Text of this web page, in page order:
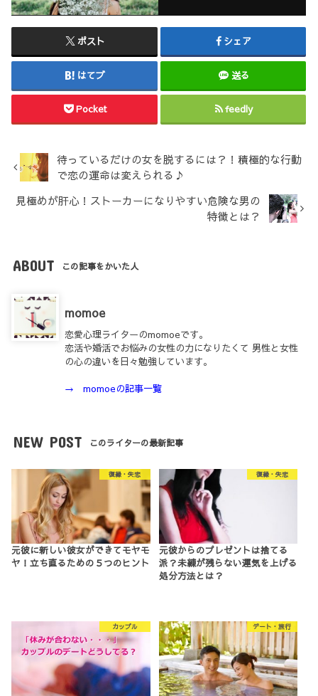
ポスト シェア
はてブ 送る
Pocket feedly
待っているだけの女を脱するには？！積極的な行動
で恋の運命は変えられる♪
見極めが肝心！ストーカーになりやすい危険な男の
特徴とは？
ABOUT この記事をかいた人
momoe
恋愛心理ライターのmomoeです。
恋活や婚活でお悩みの女性の力になりたくて 男性と女性
の心の違いを日々勉強しています。
→ momoeの記事一覧
NEW POST このライターの最新記事
復縁・失恋
元彼に新しい彼女ができてモヤモ
ヤ！立ち直るための５つのヒント
復縁・失恋
元彼からのプレゼントは捨てる
派？未練が残らない運気を上げる
処分方法とは？
カップル デート・旅行